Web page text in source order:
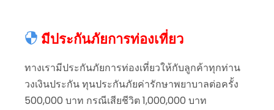
มีประกันภัยการท่องเที่ยว
ทางเรามีประกันภัยการท่องเที่ยวให้กับลูกค้าทุกท่าน
วงเงินประกัน ทุนประกันภัยค่ารักษาพยาบาลต่อครั้ง
500,000 บาท กรณีเสียชีวิต 1,000,000 บาท